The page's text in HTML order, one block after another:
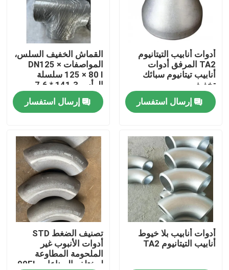
منتجات
أشرطة فيديو
عرض الواقع الافتراضي
معلومات عنا
جولة في المعمل
رقابة جودة
اتصل بنا
أخبار
أدوات أنابيب التيتانيوم
TA2 المرفق أدوات
أنابيب تيتانيوم سبائك
تخفيف
إرسال استفسار
القماش الخفيف السلس،
المواصفات DN125 ×
125 × 80 I سلسلة
أنابيب الفرع 89 * 7.0
مادة Inconel600 إرسال استفسار
أدوات أنابيب بلا خيوط
أنابيب التيتانيوم TA2
تصنيف الضغط STD
أدوات الأنبوب غير
الملحومة المطاوعة
لمختلف الصناعات 90EL